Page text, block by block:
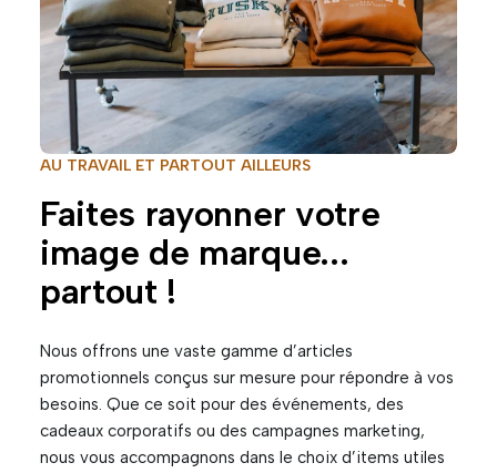
AU TRAVAIL ET PARTOUT AILLEURS
Faites rayonner votre
image de marque...
partout !
Nous offrons une vaste gamme d’articles
promotionnels conçus sur mesure pour répondre à vos
besoins. Que ce soit pour des événements, des
cadeaux corporatifs ou des campagnes marketing,
nous vous accompagnons dans le choix d’items utiles